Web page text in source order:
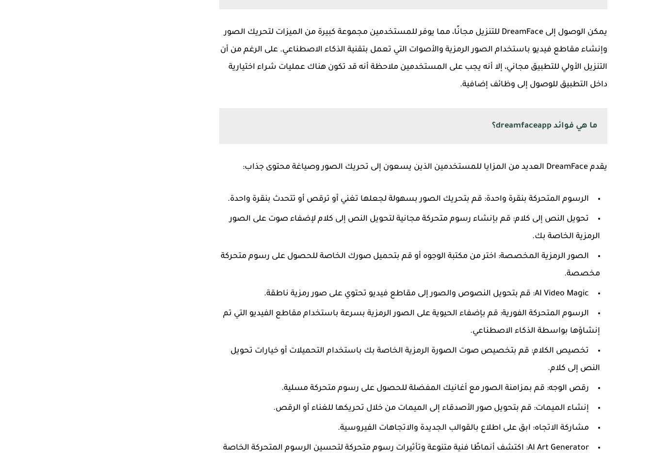
يمكن الوصول إلى DreamFace للتنزيل مجانًا، مما يوفر للمستخدمين مجموعة كبيرة من الميزات لتحريك الصور
وإنشاء مقاطع فيديو باستخدام الصور الرمزية والأصوات التي تعمل بتقنية الذكاء الاصطناعي. على الرغم من أن
التنزيل الأولي للتطبيق مجاني، إلا أنه يجب على المستخدمين ملاحظة أنه قد تكون هناك عمليات شراء اختيارية
داخل التطبيق للوصول إلى وظائف إضافية.
ما هي فوائد dreamfaceapp؟
يقدم DreamFace العديد من المزايا للمستخدمين الذين يسعون إلى تحريك الصور وصياغة محتوى جذاب:
الرسوم المتحركة بنقرة واحدة: قم بتحريك الصور بسهولة لجعلها تغني أو ترقص أو تتحدث بنقرة واحدة.
تحويل النص إلى كلام: قم بإنشاء رسوم متحركة مجانية لتحويل النص إلى كلام لإضفاء صوت على الصور
الرمزية الخاصة بك.
الصور الرمزية المخصصة: اختر من مكتبة الوجوه أو قم بتحميل صورك الخاصة للحصول على رسوم متحركة
مخصصة.
AI Video Magic: قم بتحويل النصوص والصور إلى مقاطع فيديو تحتوي على صور رمزية ناطقة.
الرسوم المتحركة الفورية: قم بإضفاء الحيوية على الصور الرمزية بسرعة باستخدام مقاطع الفيديو التي تم
إنشاؤها بواسطة الذكاء الاصطناعي.
تخصيص الكلام: قم بتخصيص صوت الصورة الرمزية الخاصة بك باستخدام التحميلات أو خيارات تحويل
النص إلى كلام.
رقص الوجه: قم بمزامنة الصور مع أغانيك المفضلة للحصول على رسوم متحركة مسلية.
إنشاء الميمات: قم بتحويل صور الأصدقاء إلى الميمات من خلال تحريكها للغناء أو الرقص.
مشاركة الاتجاه: ابق على اطلاع بالقوالب الجديدة والاتجاهات الفيروسية.
AI Art Generator: اكتشف أنماطًا فنية متنوعة وتأثيرات رسوم متحركة لتحسين الرسوم المتحركة الخاصة